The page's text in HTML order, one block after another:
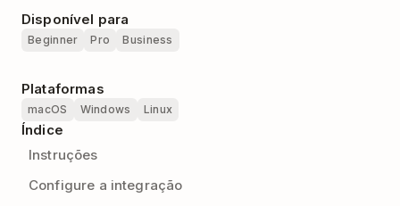
Disponível para
Beginner Pro Business
Plataformas
macOS Windows Linux
Índice
Instruções
Configure a integração